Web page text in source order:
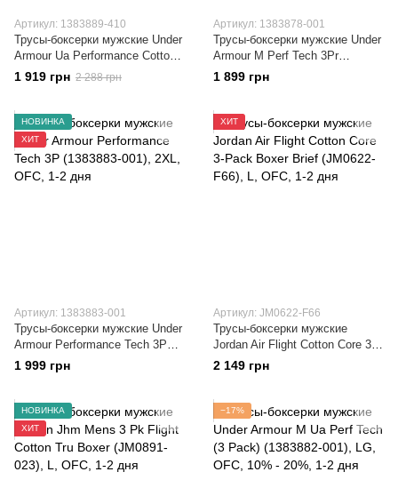
Артикул: 1383889-410
Трусы-боксерки мужские Under
Armour Ua Performance Cotton -
Solid 6 3Pk (1383889-410)
1 919 грн 2 288 грн
Артикул: 1383878-001
Трусы-боксерки мужские Under
Armour M Perf Tech 3Pr
(1383878-001)
1 899 грн
НОВИНКА
ХИТ
Артикул: 1383883-001
Трусы-боксерки мужские Under
Armour Performance Tech 3P
(1383883-001)
1 999 грн
ХИТ
Артикул: JM0622-F66
Трусы-боксерки мужские
Jordan Air Flight Cotton Core 3-
Pack Boxer Brief (JM0622-F66)
2 149 грн
НОВИНКА
ХИТ
−17%